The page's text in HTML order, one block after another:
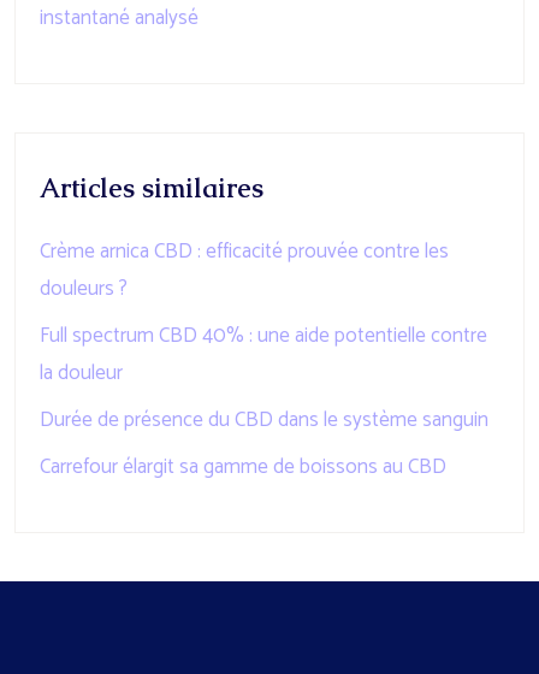
instantané analysé
Articles similaires
Crème arnica CBD : efficacité prouvée contre les
douleurs ?
Full spectrum CBD 40% : une aide potentielle contre
la douleur
Durée de présence du CBD dans le système sanguin
Carrefour élargit sa gamme de boissons au CBD